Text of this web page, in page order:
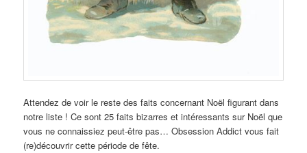
Attendez de voir le reste des faits concernant Noël figurant dans
notre liste ! Ce sont 25 faits bizarres et intéressants sur Noël que
vous ne connaissiez peut-être pas… Obsession Addict vous fait
(re)découvrir cette période de fête.